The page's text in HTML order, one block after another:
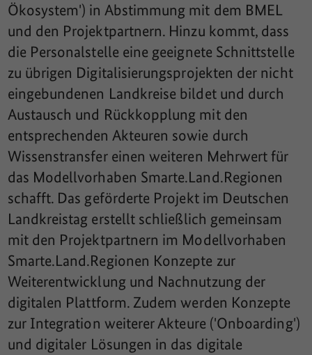
Ökosystem') in Abstimmung mit dem BMEL
und den Projektpartnern. Hinzu kommt, dass
die Personalstelle eine geeignete Schnittstelle
zu übrigen Digitalisierungsprojekten der nicht
eingebundenen Landkreise bildet und durch
Austausch und Rückkopplung mit den
entsprechenden Akteuren sowie durch
Wissenstransfer einen weiteren Mehrwert für
das Modellvorhaben Smarte.Land.Regionen
schafft. Das geförderte Projekt im Deutschen
Landkreistag erstellt schließlich gemeinsam
mit den Projektpartnern im Modellvorhaben
Smarte.Land.Regionen Konzepte zur
Weiterentwicklung und Nachnutzung der
digitalen Plattform. Zudem werden Konzepte
zur Integration weiterer Akteure ('Onboarding')
und digitaler Lösungen in das digitale